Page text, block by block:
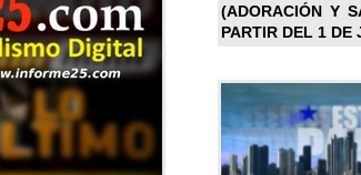
(ADORACIÓN Y
PARTIR DEL 1 DE